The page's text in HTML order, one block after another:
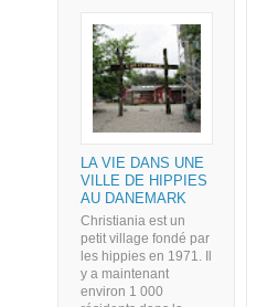
LA VIE DANS UNE
VILLE DE HIPPIES
AU DANEMARK
Christiania est un
petit village fondé par
les hippies en 1971. Il
y a maintenant
environ 1 000